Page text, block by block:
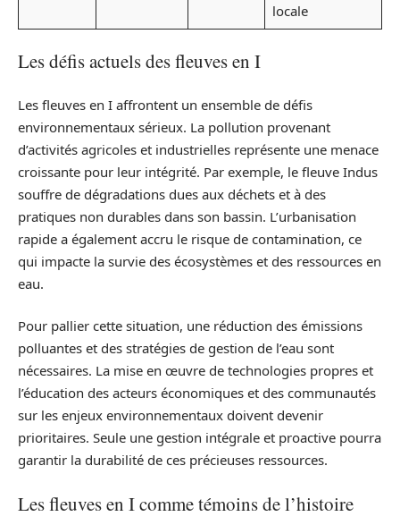
locale
Les défis actuels des fleuves en I
Les fleuves en I affrontent un ensemble de défis
environnementaux sérieux. La pollution provenant
d’activités agricoles et industrielles représente une menace
croissante pour leur intégrité. Par exemple, le fleuve Indus
souffre de dégradations dues aux déchets et à des
pratiques non durables dans son bassin. L’urbanisation
rapide a également accru le risque de contamination, ce
qui impacte la survie des écosystèmes et des ressources en
eau.
Pour pallier cette situation, une réduction des émissions
polluantes et des stratégies de gestion de l’eau sont
nécessaires. La mise en œuvre de technologies propres et
l’éducation des acteurs économiques et des communautés
sur les enjeux environnementaux doivent devenir
prioritaires. Seule une gestion intégrale et proactive pourra
garantir la durabilité de ces précieuses ressources.
Les fleuves en I comme témoins de l’histoire